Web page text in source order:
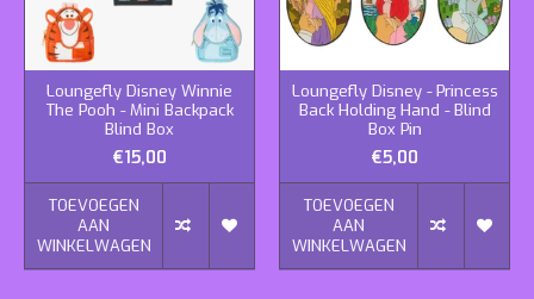
Loungefly Disney Winnie
The Pooh - Mini Backpack
Blind Box
€15,00
TOEVOEGEN
AAN
WINKELWAGEN
Loungefly Disney - Princess
Back Holding Hand - Blind
Box Pin
€5,00
TOEVOEGEN
AAN
WINKELWAGEN